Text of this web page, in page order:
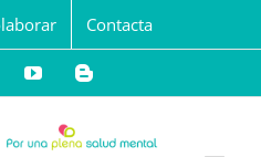
Contacta
FacebookYouTubeBlogger